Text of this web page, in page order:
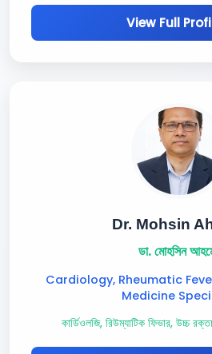
View Full
Dr. Mohsin
ডা. মোহসিন
Cardiology, Rheumatic
Medicine
কার্ডিওলজি, রিউম্যাটিক ফিভার, উচ্চ